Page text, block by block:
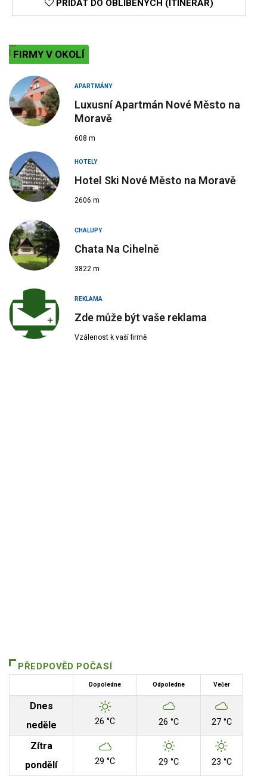
PŘIDAT DO OBLÍBENÝCH (ITINERÁŘ)
FIRMY V OKOLÍ
APARTMÁNY
Luxusní Apartmán Nové Město na
Moravě
608 m
HOTELY
Hotel Ski Nové Město na Moravě
2606 m
CHALUPY
Chata Na Cihelně
3822 m
REKLAMA
Zde může být vaše reklama
Vzálenost k vaší firmě
PŘEDPOVĚD POČASÍ
Dopoledne Odpoledne Večer
Dnes
neděle
26 °C 26 °C 27 °C
Zítra
pondělí
29 °C 29 °C 23 °C